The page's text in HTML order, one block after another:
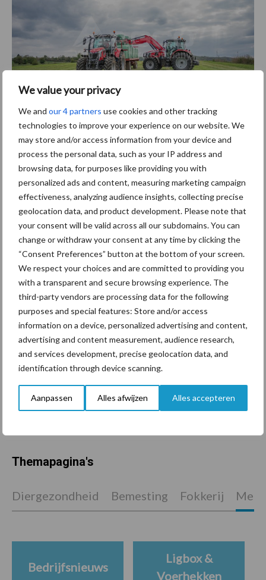
We value your privacy
We and our 4 partners use cookies and other tracking
technologies to improve your experience on our website. We
may store and/or access information from your device and
process the personal data, such as your IP address and
browsing data, for purposes like providing you with
personalized ads and content, measuring marketing campaign
effectiveness, analyzing audience insights, collecting precise
geolocation data, and product development. Please note that
your consent will be valid across all our subdomains. You can
change or withdraw your consent at any time by clicking the
“Consent Preferences” button at the bottom of your screen.
We respect your choices and are committed to providing you
with a transparent and secure browsing experience. The
third-party vendors are processing data for the following
purposes and special features: Store and/or access
information on a device, personalized advertising and content,
advertising and content measurement, audience research,
and services development, precise geolocation data, and
identification through device scanning.
Aanpassen Alles afwijzen Alles accepteren
De MF 7S met voorlader.
Tekst: Seppe Deckx Beeld:AGCO
Aanbevolen voor jou!
ForFarmers ziet volume en
marktaandeel groeien in
krimpende Nederlandse
markt
Tien praktische tips voor
een langere levensduur
“Vraag naar praktische
hygieneoplossingen is in
Polen groter dan ooit”
Themapagina's
Diergezondheid Bemesting Fokkerij
Bedrijfsnieuws
Ligbox &
Voerhekken